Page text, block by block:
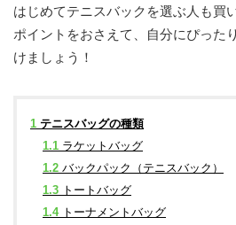
はじめてテニスバックを選ぶ人も買
ポイントをおさえて、自分にぴった
けましょう！
1 テニスバッグの種類
1.1 ラケットバッグ
1.2 バックパック（テニスバック）
1.3 トートバッグ
1.4トーナメントバッグ